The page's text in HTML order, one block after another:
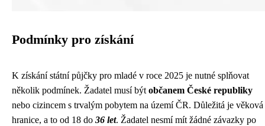
Podmínky pro získání
K získání státní půjčky pro mladé v roce 2025 je nutné splňovat
několik podmínek. Žadatel musí být občanem České republiky
nebo cizincem s trvalým pobytem na území ČR. Důležitá je věková
hranice, a to od 18 do 36 let. Žadatel nesmí mít žádné závazky po